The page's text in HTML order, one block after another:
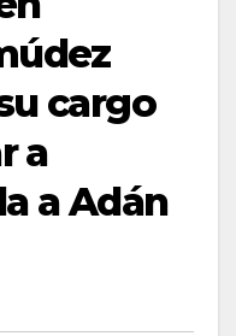
cargo
a
a Adán